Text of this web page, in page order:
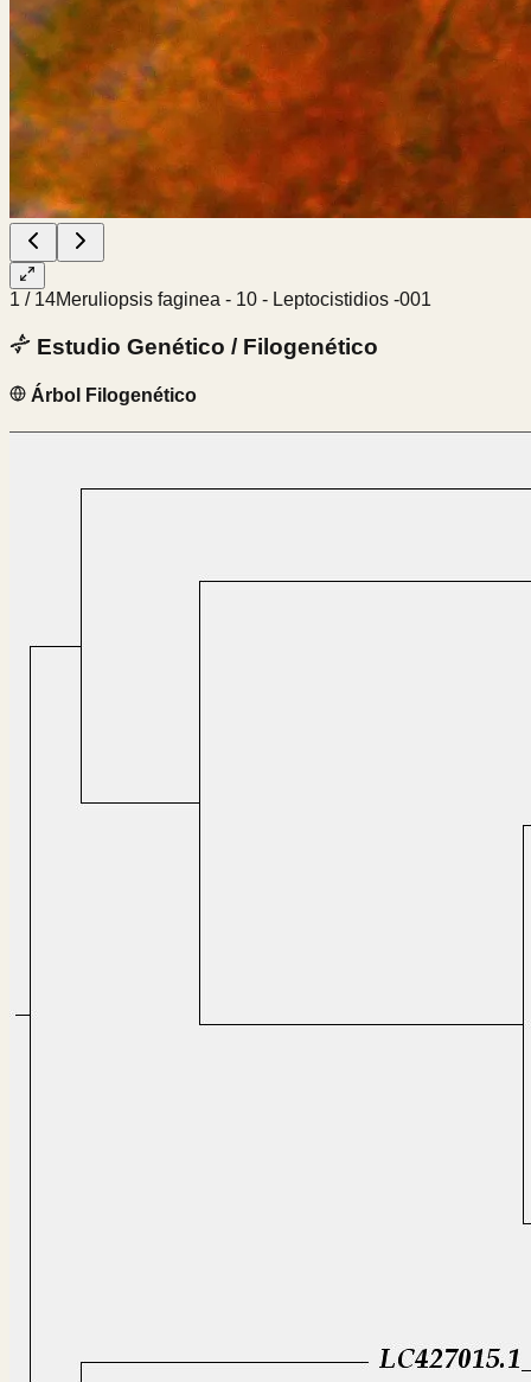
1 / 14Meruliopsis faginea - 10 - Leptocistidios -001
Estudio Genético / Filogenético
Árbol Filogenético